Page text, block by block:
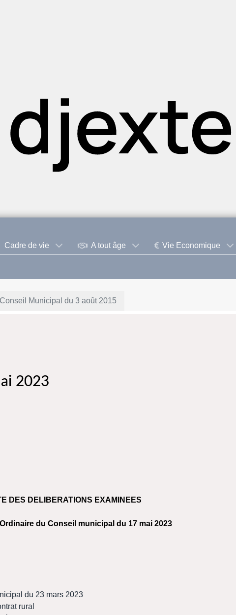
Cadre de vie A tout âge Vie Economique
Conseil Municipal du 3 août 2015
2023
DES DELIBERATIONS EXAMINEES
du Conseil municipal du 17 mai 2023
du 23 mars 2023
rural